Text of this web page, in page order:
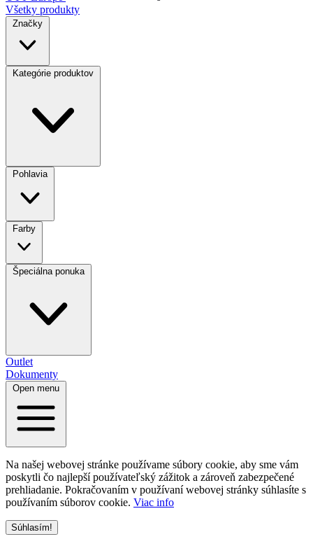
Všetky produkty
Značky
Kategórie produktov
Pohlavia
Farby
Špeciálna ponuka
Outlet
Dokumenty
Open menu
Na našej webovej stránke používame súbory cookie, aby sme vám
poskytli čo najlepší používateľský zážitok a zároveň zabezpečené
prehliadanie. Pokračovaním v používaní webovej stránky súhlasíte s
používaním súborov cookie. Viac info
Súhlasím!